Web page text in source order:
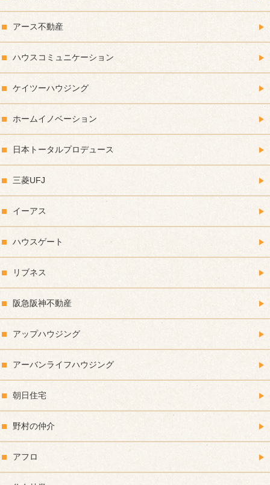
アース不動産
ハウスコミュニケーション
ケイツーハウジング
ホームイノベーション
日本トータルプロデュース
三菱UFJ
イーアス
ハウスゲート
リブネス
阪急阪神不動産
アップハウジング
アーバンライフハウジング
朝日住宅
野村の仲介
アフロ